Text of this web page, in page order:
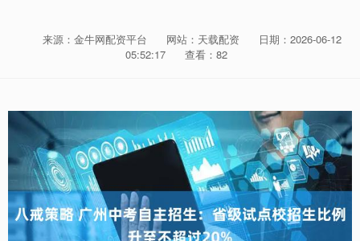
来源：金牛网配资平台 网站：天载配资
日期：2026-06-12
05:52:17
查看：82